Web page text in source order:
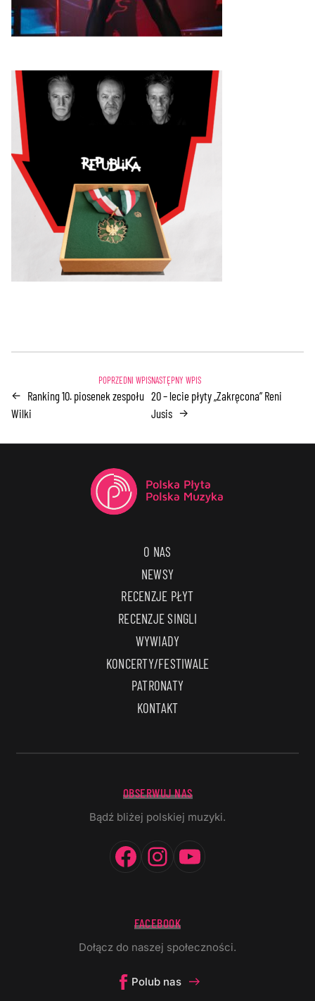
← Ranking 10. piosenek zespołu
Wilki
20 – lecie płyty „Zakręcona” Reni
Jusis →
O NAS
NEWSY
RECENZJE PŁYT
RECENZJE SINGLI
WYWIADY
KONCERTY/FESTIWALE
PATRONATY
KONTAKT
OBSERWUJ NAS
Bądź bliżej polskiej muzyki.
Facebook
Instagram
FACEBOOK
Dołącz do naszej społeczności.
Polub nas